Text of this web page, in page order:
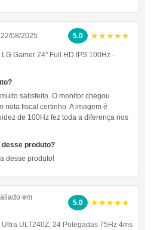
08/2025 5.0 ★★★★★
LG Gamer 24" Full HD IPS 100Hz -
satisfeito. O monitor chegou
nota fiscal certinho. A imagem é
de 100Hz fez toda a diferença nos
produto?
desse produto!
em
5.0 ★★★★★
Ultra ULT240Z, 24 Polegadas 75Hz 4ms